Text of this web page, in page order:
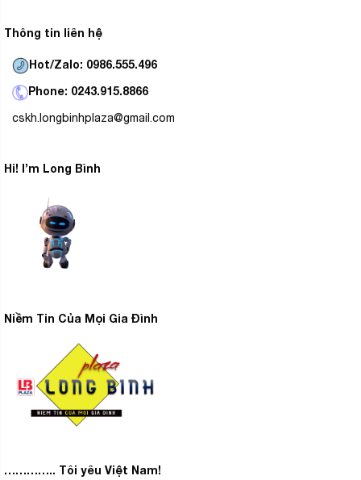
Thông tin liên hệ
Hot/Zalo: 0986.555.496
Phone: 0243.915.8866
cskh.longbinhplaza@gmail.com
Hi! I’m Long Bình
Niềm Tin Của Mọi Gia Đình
………….. Tôi yêu Việt Nam!